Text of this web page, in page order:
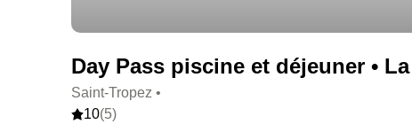
Day Pass piscine et déjeuner •
Saint-Tropez •
10(5)